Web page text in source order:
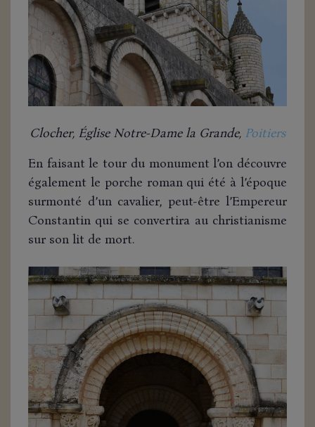
Clocher, Église Notre-Dame la Grande, Poitiers
En faisant le tour du monument l’on découvre
également le porche roman qui été à l’époque
surmonté d’un cavalier, peut-être l’Empereur
Constantin qui se convertira au christianisme
sur son lit de mort.